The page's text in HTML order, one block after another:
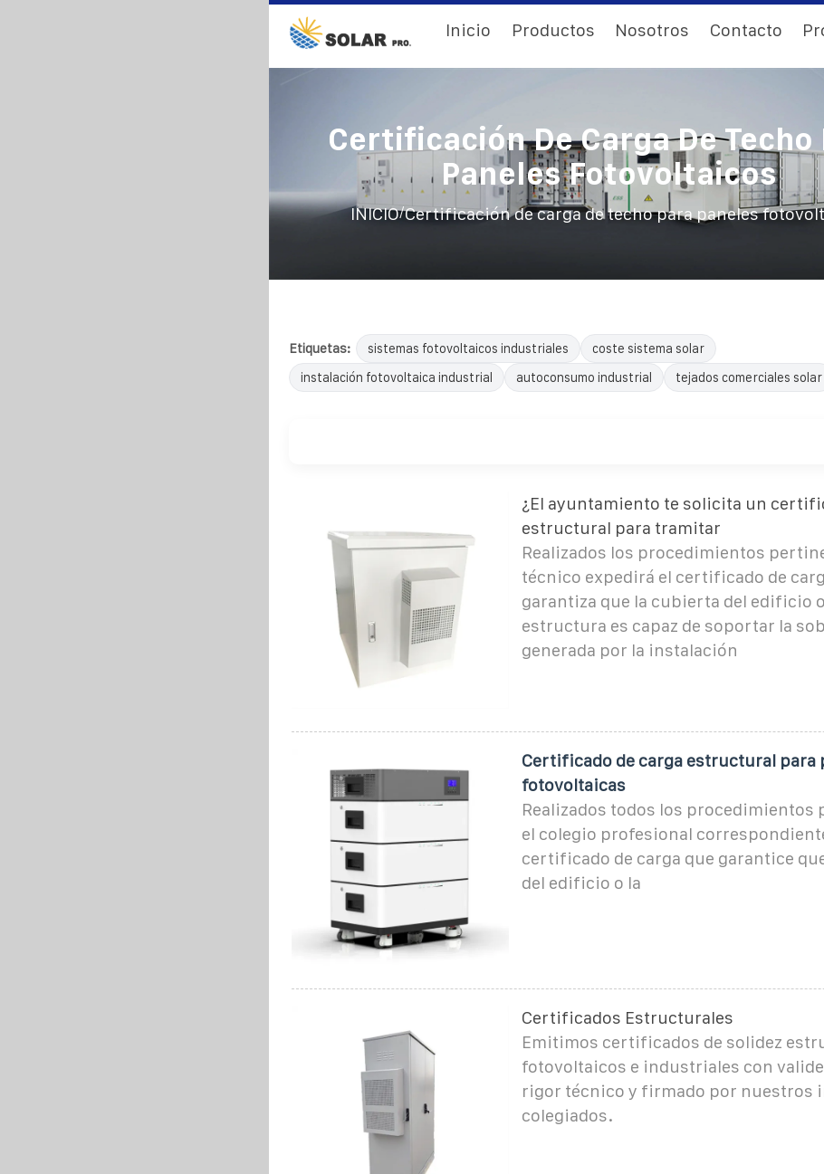
Inicio Productos Nosotros Contacto
Certificación De Carga De Techo
Paneles Fotovoltaicos
INICIO/Certificación de carga de techo para paneles
Etiquetas: sistemas fotovoltaicos industriales
coste sistema solar
instalación fotovoltaica industrial
autoconsumo industrial tejados comerciales solar
¿El ayuntamiento te solicita un
estructural para tramitar
Realizados los procedimientos
técnico expedirá el certificado de
garantiza que la cubierta del edificio
estructura es capaz de soportar la
generada por la instalación
Certificado de carga estructural para
fotovoltaicas
Realizados todos los procedimientos
el colegio profesional
certificado de carga que garantice
del edificio o la
Certificados Estructurales
Emitimos certificados de solidez
fotovoltaicos e industriales con
rigor técnico y firmado por nuestros
colegiados.